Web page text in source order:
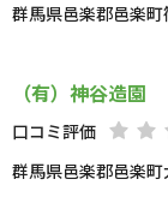
群馬県邑楽郡邑楽町
（有）神谷造園
口コミ評価
群馬県邑楽郡邑楽町